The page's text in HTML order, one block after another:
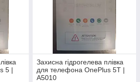
5 |
Захисна гідрогелева плівка
для телефона OnePlus 5T |
A5010